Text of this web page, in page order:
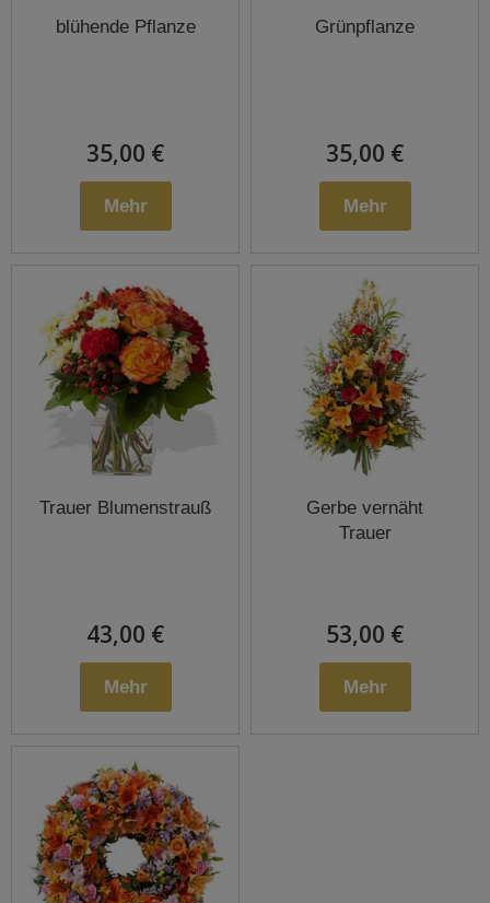
blühende Pflanze
35,00 €
Mehr
Grünpflanze
35,00 €
Mehr
Trauer Blumenstrauß
43,00 €
Mehr
Gerbe vernäht
Trauer
53,00 €
Mehr